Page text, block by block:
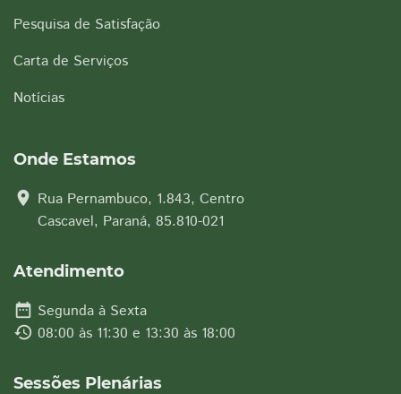
Pesquisa de Satisfação
Carta de Serviços
Notícias
Onde Estamos
location_on Rua Pernambuco, 1.843, Centro
Cascavel, Paraná, 85.810-021
Atendimento
date_range Segunda à Sexta
history 08:00 às 11:30 e 13:30 às 18:00
Sessões Plenárias